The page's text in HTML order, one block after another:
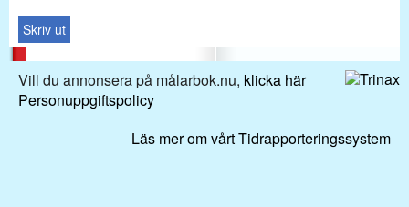
Skriv ut
Vill du annonsera på målarbok.nu, klicka här
Personuppgiftspolicy
Läs mer om vårt Tidrapporteringssystem